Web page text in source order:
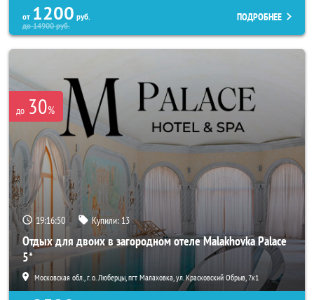
от 1200 руб.
до14900руб.
ПОДРОБНЕЕ
до 30%
19:16:49 Купили: 13
Отдых для двоих в загородном отеле Malakhovka Palace
5*
Московская обл., г. о. Люберцы, пгт Малаховка, ул. Красковский Обрыв, 7к1